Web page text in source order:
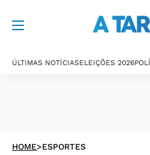
ÚLTIMAS NOTÍCIASELEIÇÕES 2026
HOME>ESPORTES